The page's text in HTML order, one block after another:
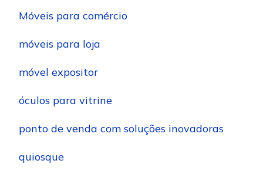
Móveis para comércio
móveis para loja
móvel expositor
óculos para vitrine
ponto de venda com soluções inovadoras
quiosque